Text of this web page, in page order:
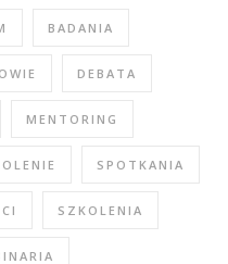
BADANIA
DEBATA
MENTORING
SPOTKANIA
SZKOLENIA